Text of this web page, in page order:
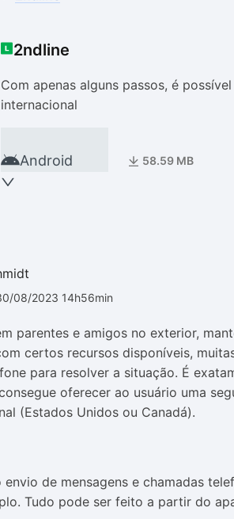
2ndline
Com apenas alguns passos, é
internacional
Android 58.59 MB
08/2023 14h56min
parentes e amigos no exterior,
certos recursos disponíveis,
para resolver a situação. É
oferecer ao usuário uma
(Estados Unidos ou Canadá).
de mensagens e chamadas
Tudo pode ser feito a partir do